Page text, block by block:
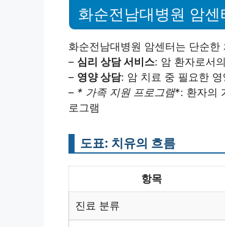
화순전남대병원 암
화순전남대병원 암센터는 단순
– 심리 상담 서비스: 암 환자로서
– 영양 상담: 암 치료 중 필요한
– * 가족 지원 프로그램*: 환자의
로그램
도표: 치유의 흐름
항목
진료 분류